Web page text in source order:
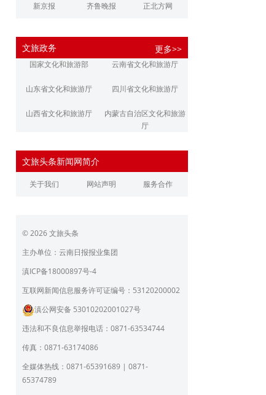
新京报 齐鲁晚报 正北方网
江南都市报 潇湘晨报
文旅政务 更多>>
国家文化和旅游部 云南省文化和旅游厅
山东省文化和旅游厅 四川省文化和旅游厅
山西省文化和旅游厅
内蒙古自治区文化和旅游
厅
浙江省文化和旅游厅
江西省文化和旅游厅 河南省文化和旅游厅
广东省文化和旅游厅
育厅
陕西省文化和旅游厅 甘肃省文化和旅游厅
青海省文化和旅游厅
宁夏回族自治区文化和旅
北京市文旅局
上海市文化和旅游局
员会
文旅头条新闻网简介
关于我们 网站声明 服务合作
© 2026 文旅头条
主办单位：云南日报报业集团
滇ICP备18000897号-4
互联网新闻信息服务许可证编号：53120200002
滇公网安备 53010202001027号
违法和不良信息举报电话：0871-63534744
传真：0871-63174086
全媒体热线：0871-65391689 | 0871-
65374789